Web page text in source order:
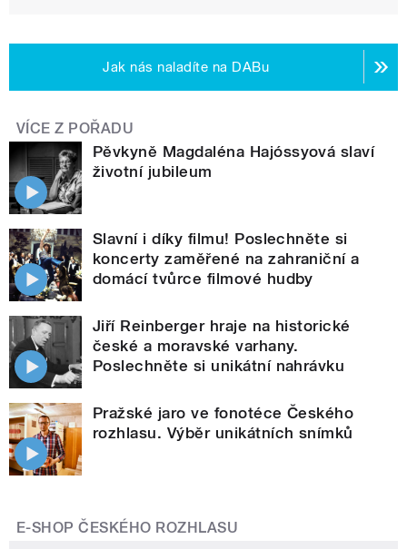
Jak nás naladíte na DABu
VÍCE Z POŘADU
Pěvkyně Magdaléna Hajóssyová slaví
životní jubileum
Slavní i díky filmu! Poslechněte si
koncerty zaměřené na zahraniční a
domácí tvůrce filmové hudby
Jiří Reinberger hraje na historické
české a moravské varhany.
Poslechněte si unikátní nahrávku
Pražské jaro ve fonotéce Českého
rozhlasu. Výběr unikátních snímků
E-SHOP ČESKÉHO ROZHLASU